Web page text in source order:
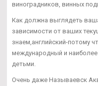
виноградников, винных
Как должна выглядеть
зависимости от ваших
знаем,английский-потому
международный и
детьми.
Очень даже Называевск